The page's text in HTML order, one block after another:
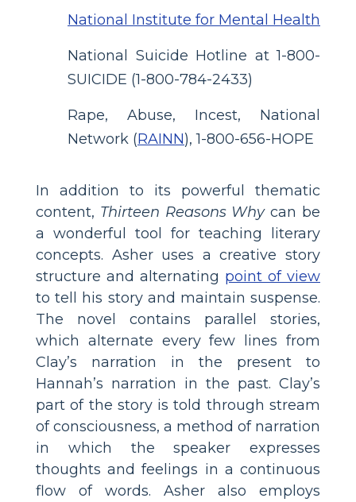
National Institute for Mental Health
National Suicide Hotline at 1-800-
SUICIDE (1-800-784-2433)
Rape, Abuse, Incest, National
Network (RAINN), 1-800-656-HOPE
In addition to its powerful thematic
content, Thirteen Reasons Whycan be
a wonderful tool for teaching literary
concepts. Asher uses a creative story
structure and alternating point of view
to tell his story and maintain suspense.
The novel contains parallel stories,
which alternate every few lines from
Clay’s narration in the present to
Hannah’s narration in the past. Clay’s
part of the story is told through stream
of consciousness, a method of narration
in which the speaker expresses
thoughts and feelings in a continuous
flow of words. Asher also employs